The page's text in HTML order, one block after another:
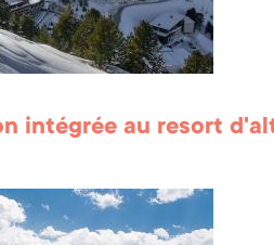
intégrée au resort